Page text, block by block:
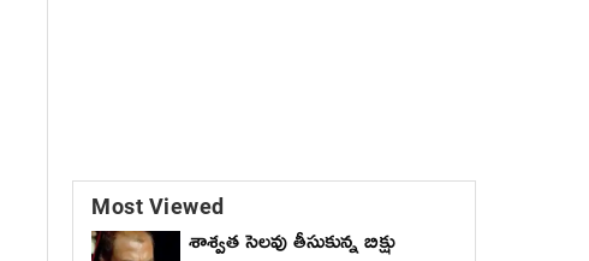
Most Viewed
శాశ్వత సెలవు తీసుకున్న బిక్షు